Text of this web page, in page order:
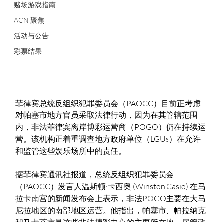
赌场游戏指南
ACN 聚焦
活动与公告
彩票结果
菲律宾总统反组织犯罪委员会（PAOCC）目前正考虑
对帕塞市地方官员采取法律行动，因为在其管辖范围
内，非法菲律宾离岸博彩运营商（POGO）仍在持续运
营。该机构正着重调查地方政府单位（LGUs）在允许
和监管这些娱乐场所中的责任。
据菲律宾通讯社报道，总统反组织犯罪委员会
（PAOCC）发言人温斯顿·卡西奥 (Winston Casio) 在马
拉卡南宫的新闻发布会上表示，非法POGO主要在大马
尼拉地区的南部地区运营。他指出，帕塞市、帕拉纳克